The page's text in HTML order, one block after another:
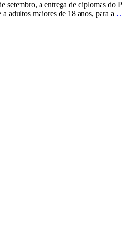
a entrega de diplomas do
adultos maiores de 18 anos, para a